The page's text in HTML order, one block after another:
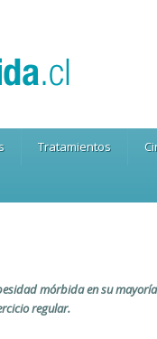
Tratamientos
mórbida en su
regular.